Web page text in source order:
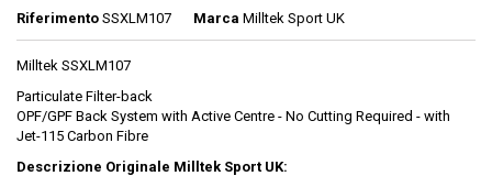
Riferimento SSXLM107 Marca Milltek Sport UK
Milltek SSXLM107
Particulate Filter-back
OPF/GPF Back System with Active Centre - No Cutting Required - with
Jet-115 Carbon Fibre
Descrizione Originale Milltek Sport UK: